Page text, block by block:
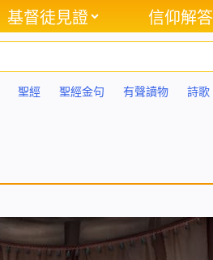
基督徒見證 信仰解答
聖經 聖經金句 有聲讀物 詩歌